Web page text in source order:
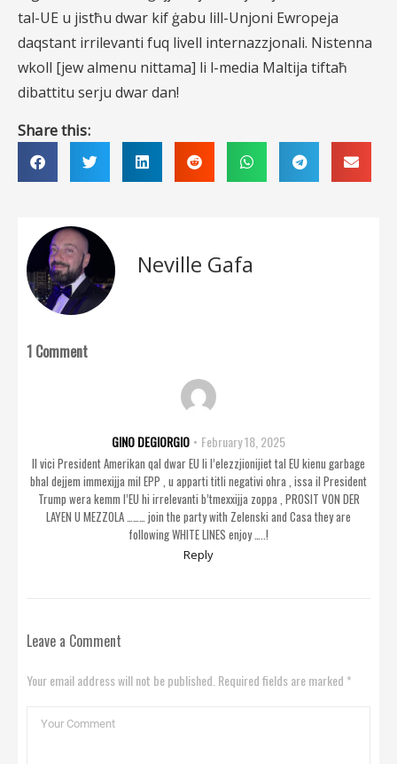
tal-UE u jistħu dwar kif ġabu lill-Unjoni Ewropeja
daqstant irrilevanti fuq livell internazzjonali. Nistenna
wkoll [jew almenu nittama] li l-media Maltija tiftaħ
dibattitu serju dwar dan!
Share this:
Neville Gafa
1 Comment
GINO DEGIORGIO February 18, 2025
Il vici President Amerikan qal dwar EU li l’elezzjionijiet tal EU kienu garbage
bhal dejjem immexijja mil EPP , u apparti titli negativi ohra , issa il President
Trump wera kemm l’EU hi irrelevanti b’tmexxijja zoppa , PROSIT VON DER
LAYEN U MEZZOLA ……… join the party with Zelenski and Casa they are
following WHITE LINES enjoy …..!
Reply
Leave a Comment
Your email address will not be published. Required fields are marked *